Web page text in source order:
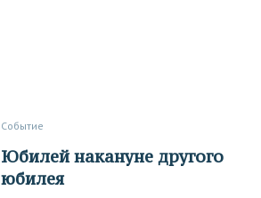
Событие
Юбилей накануне другого
юбилея